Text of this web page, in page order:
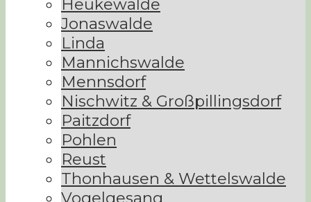
Heukewalde
Jonaswalde
Linda
Mannichswalde
Mennsdorf
Nischwitz & Großpillingsdorf
Paitzdorf
Pohlen
Reust
Thonhausen & Wettelswalde
Vogelgesang